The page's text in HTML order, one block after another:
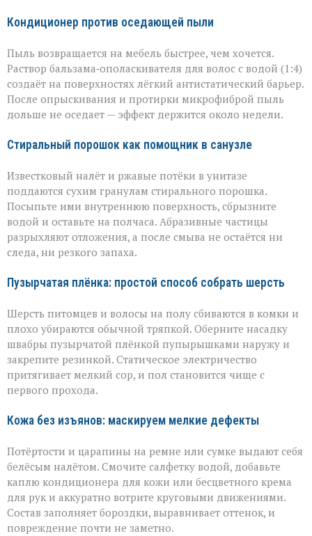
Кондиционер против оседающей пыли
Пыль возвращается на мебель быстрее, чем хочется.
Раствор бальзама‑ополаскивателя для волос с водой (1:4)
создаёт на поверхностях лёгкий антистатический барьер.
После опрыскивания и протирки микрофиброй пыль
дольше не оседает — эффект держится около недели.
Стиральный порошок как помощник в санузле
Известковый налёт и ржавые потёки в унитазе
поддаются сухим гранулам стирального порошка.
Посыпьте ими внутреннюю поверхность, сбрызните
водой и оставьте на полчаса. Абразивные частицы
разрыхляют отложения, а после смыва не остаётся ни
следа, ни резкого запаха.
Пузырчатая плёнка: простой способ собрать шерсть
Шерсть питомцев и волосы на полу сбиваются в комки и
плохо убираются обычной тряпкой. Оберните насадку
швабры пузырчатой плёнкой пупырышками наружу и
закрепите резинкой. Статическое электричество
притягивает мелкий сор, и пол становится чище с
первого прохода.
Кожа без изъянов: маскируем мелкие дефекты
Потёртости и царапины на ремне или сумке выдают себя
белёсым налётом. Смочите салфетку водой, добавьте
каплю кондиционера для кожи или бесцветного крема
для рук и аккуратно вотрите круговыми движениями.
Состав заполняет бороздки, выравнивает оттенок, и
повреждение почти не заметно.